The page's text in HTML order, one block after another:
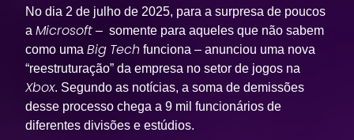
No dia 2 de julho de 2025, para a surpresa de poucos
aMicrosoft – somente para aqueles que não sabem
como umaBig Tech funciona – anunciou uma nova
“reestruturação” da empresa no setor de jogos na
Xbox. Segundo as notícias, a soma de demissões
desse processo chega a 9 mil funcionários de
diferentes divisões e estúdios.